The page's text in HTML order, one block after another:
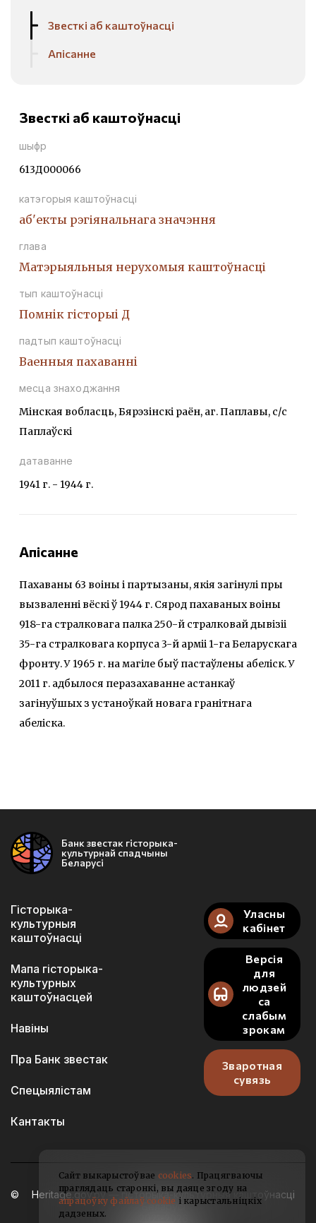
Звесткі аб каштоўнасці
Апісанне
Звесткі аб каштоўнасці
шыфр
613Д000066
катэгорыя каштоўнасці
аб'екты рэгіянальнага значэння
глава
Матэрыяльныя нерухомыя каштоўнасці
тып каштоўнасці
Помнiк гiсторыi Д
падтып каштоўнасці
Ваенныя пахаваннi
месца знаходжання
Мінская вобласць, Бярэзінскі раён, аг. Паплавы, с/с
Паплаўскі
датаванне
1941 г. - 1944 г.
Апісанне
Пахаваны 63 воіны і партызаны, якія загінулі пры
вызваленні вёскі ў 1944 г. Сярод пахаваных воіны
918-га стралковага палка 250-й стралковай дывізіі
35-га стралковага корпуса 3-й арміі 1-га Беларускага
фронту. У 1965 г. на магіле быў пастаўлены абеліск. У
2011 г. адбылося перазахаванне астанкаў
загінуўшых з устаноўкай новага гранітнага
абеліска.
Банк звестак гісторыка-
культурнай спадчыны
Беларусі
Гісторыка-
культурныя
каштоўнасці
Мапа гісторыка-
культурных
каштоўнасцей
Навіны
Пра Банк звестак
Спецыялістам
Кантакты
Уласны
кабінет
Версія
для
людзей
са
слабым
зрокам
Зваротная
сувязь
Heritage.gov.by — гісторыка-культурныя каштоўнасці
Беларусі
Сайт выкарыстоўвае cookies. Працягваючы
праглядаць старонкі, вы даяце згоду на
апрацоўку файлаў cookie і карыстальніцкіх
дадзеных.